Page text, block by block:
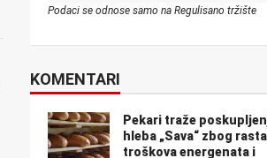
Podaci se odnose samo na Regulisano tržište
KOMENTARI
Pekari traže
hleba „Sava“ zbog rasta
troškova energenata i